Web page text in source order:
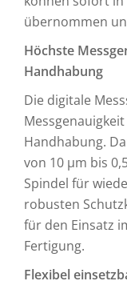
übernommen
Höchste
Handhabung
Die digitale
Handhabung.
von 10 µm bis
Spindel für
robusten
für den Einsatz
Fertigung.
Flexibel